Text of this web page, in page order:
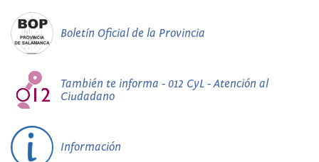
Boletín Oficial de la Provincia
También te informa - 012 CyL - Atención al
Ciudadano
Información